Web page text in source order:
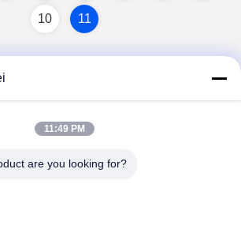
10 11
Technology Co.,Ltd
11:49 PM
are you looking for?